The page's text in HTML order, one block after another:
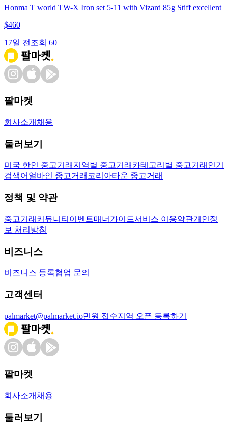
Honma T world TW-X Iron set 5-11 with Vizard 85g Stiff excellent
$460
17일 전 조회 60
팔마켓
회사소개 채용
둘러보기
미국 한인 중고거래 지역별 중고거래 카테고리별 중고거래 인기
검색어 얼바인 중고거래 코리아타운 중고거래
정책 및 약관
중고거래 커뮤니티 이벤트매너가이드서비스 이용약관개인정
보 처리방침
비즈니스
비즈니스 등록협업 문의
고객센터
palmarket@palmarket.io민원 접수지역 오픈 등록하기
팔마켓
회사소개 채용
둘러보기